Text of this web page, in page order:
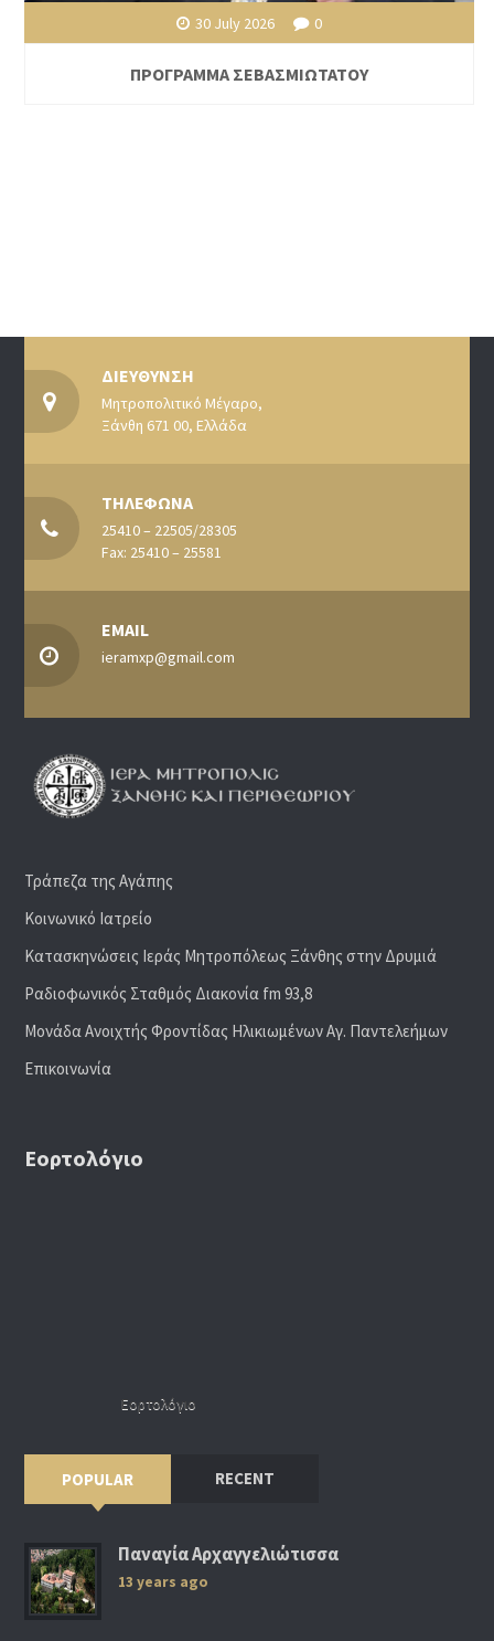
30 July 2026 0
ΠΡΟΓΡΑΜΜΑ ΣΕΒΑΣΜΙΩΤΑΤΟΥ
ΔΙΕΥΘΥΝΣΗ
Μητροπολιτικό Μέγαρο,
Ξάνθη 671 00, Ελλάδα
ΤΗΛΕΦΩΝΑ
25410 – 22505/28305
Fax: 25410 – 25581
EMAIL
ieramxp@gmail.com
Τράπεζα της Αγάπης
Κοινωνικό Ιατρείο
Κατασκηνώσεις Ιεράς Μητροπόλεως Ξάνθης στην Δρυμιά
Ραδιoφωνικός Σταθμός Διακονία fm 93,8
Μονάδα Ανοιχτής Φροντίδας Ηλικιωμένων Αγ. Παντελεήμων
Επικοινωνία
Εορτολόγιο
Εορτολόγιο
POPULAR RECENT
Παναγία Αρχαγγελιώτισσα
13 years ago